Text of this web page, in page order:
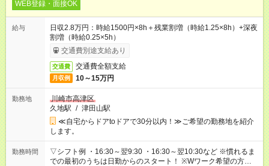
WEB登録・面接OK
給与
日収2.8万円：時給1500円×8h＋残業割増（時給1.25×8h）+深夜
割増（時給0.25×5h）
交通費別途支給あり
交通費 交通費全額支給
月収例 10～15万円
勤務地
川崎市高津区
久地駅 / 津田山駅
≪自宅からドアtoドアで30分以内！≫ご希望の勤務地を紹介
します。
勤務時間
▽シフト例 ・16:30～翌9:30 ・16:30～翌10:30など ※慣れるま
での最初のうちは日勤からのスタート！ ※Wワーク希望の方へ